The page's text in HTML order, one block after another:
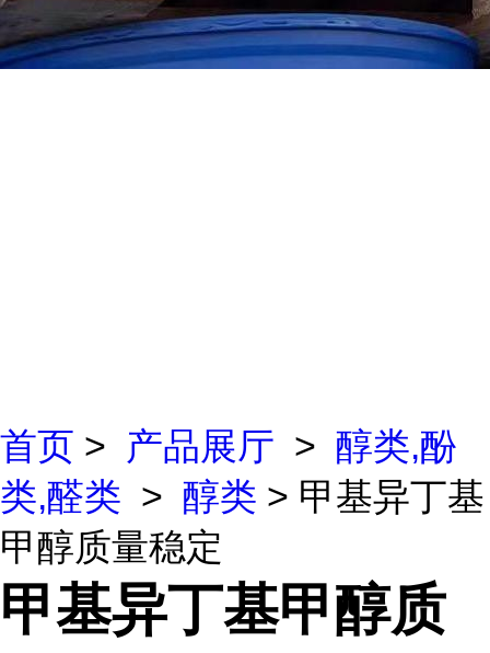
首页 > 产品展厅 > 醇类,酚
类,醛类 > 醇类 > 甲基异丁基
甲醇质量稳定
甲基异丁基甲醇质